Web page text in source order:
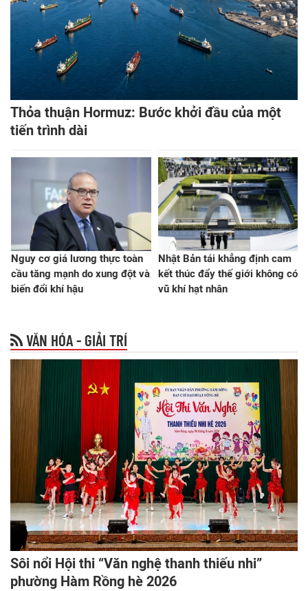
Thỏa thuận Hormuz: Bước khởi đầu của một
tiến trình dài
Nguy cơ giá lương thực toàn
cầu tăng mạnh do xung đột và
biến đổi khí hậu
Nhật Bản tái khẳng định cam
kết thúc đẩy thế giới không có
vũ khí hạt nhân
VĂN HÓA - GIẢI TRÍ
Sôi nổi Hội thi “Văn nghệ thanh thiếu nhi”
phường Hàm Rồng hè 2026